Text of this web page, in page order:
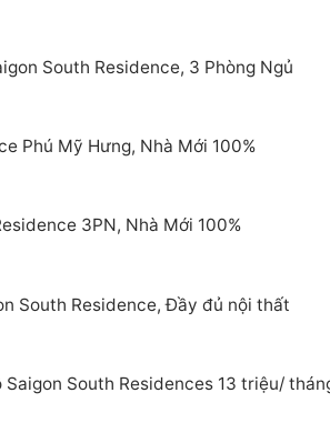
South Residence, 3 Phòng Ngủ
Phú Mỹ Hưng, Nhà Mới 100%
3PN, Nhà Mới 100%
South Residence, Đầy đủ nội thất
South Residences 13 triệu/